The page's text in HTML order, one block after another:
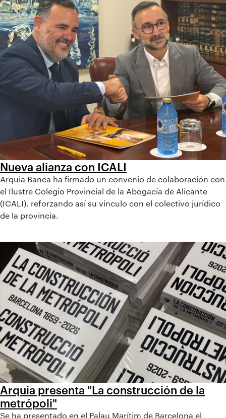
Nueva alianza con ICALI
Arquia Banca ha firmado un convenio de colaboración con
el Ilustre Colegio Provincial de la Abogacía de Alicante
(ICALI), reforzando así su vínculo con el colectivo jurídico
de la provincia.
Arquia presenta "La construcción de la
metrópoli"
Se ha presentado en el Palau Marítim de Barcelona el